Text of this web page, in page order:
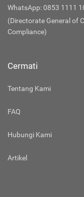
WhatsApp: 0853 1111
(Directorate General of
Compliance)
Cermati
Tentang Kami
FAQ
Hubungi Kami
Artikel